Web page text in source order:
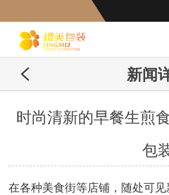
妆品包装盒工厂,高档
包装盒定制,创意包装
新闻
时尚清新的早餐生煎
包
在各种美食街等店铺，随处可